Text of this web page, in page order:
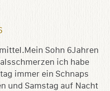
Sohn 6Jahren
ich habe
immer ein Schnaps
und Samstag auf Nacht